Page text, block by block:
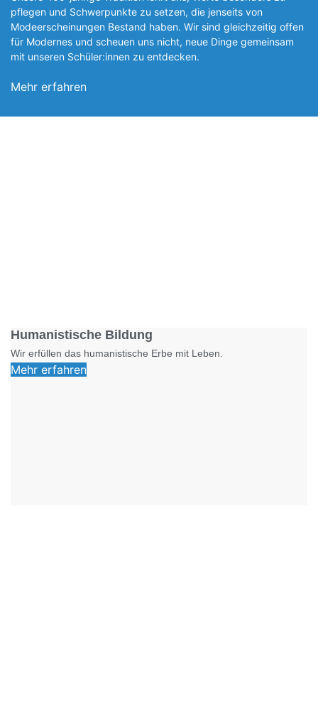
pflegen und Schwerpunkte zu setzen, die jen­seits von
Modeerscheinungen Be­stand haben. Wir sind gleichzeitig offen
für Modernes und scheuen uns nicht, neue Dinge gemeinsam
mit unseren Schüler:innen zu entde­cken.
Mehr erfahren
Humanistische Bildung
Wir erfüllen das humanistische Erbe mit Leben.
Mehr erfahren